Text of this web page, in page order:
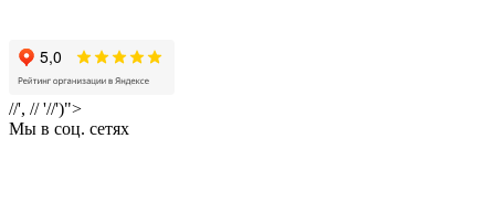
//', // '//')">
Мы в соц. сетях